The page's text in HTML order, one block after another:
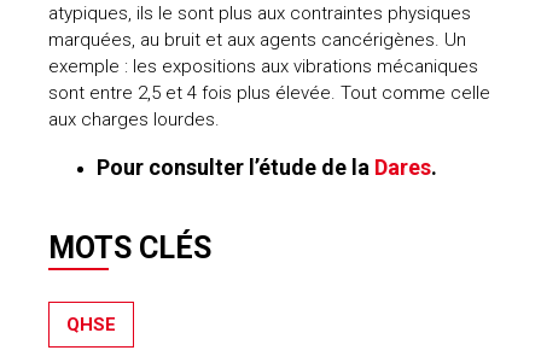
atypiques, ils le sont plus aux contraintes physiques
marquées, au bruit et aux agents cancérigènes. Un
exemple : les expositions aux vibrations mécaniques
sont entre 2,5 et 4 fois plus élevée. Tout comme celle
aux charges lourdes.
Pour consulter l’étude de la Dares.
MOTS CLÉS
QHSE